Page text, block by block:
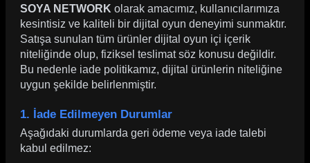
SOYA NETWORK olarak amacımız, kullanıcılarımıza
kesintisiz ve kaliteli bir dijital oyun deneyimi sunmaktır.
Satışa sunulan tüm ürünler dijital oyun içi içerik
niteliğinde olup, fiziksel teslimat söz konusu değildir.
Bu nedenle iade politikamız, dijital ürünlerin niteliğine
uygun şekilde belirlenmiştir.
1. İade Edilmeyen Durumlar
Aşağıdaki durumlarda geri ödeme veya iade talebi
kabul edilmez: